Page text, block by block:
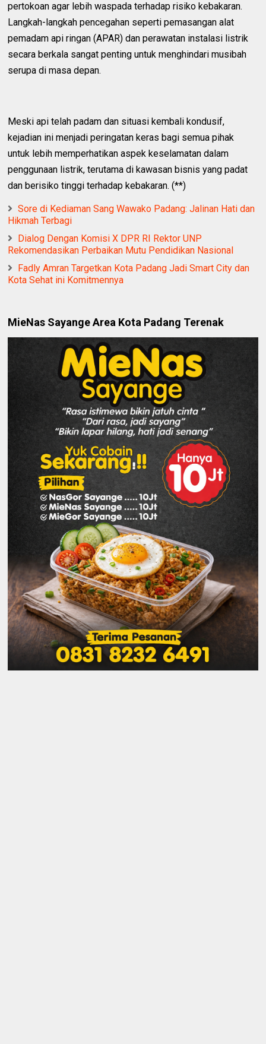
pertokoan agar lebih waspada terhadap risiko kebakaran.
Langkah-langkah pencegahan seperti pemasangan alat
pemadam api ringan (APAR) dan perawatan instalasi listrik
secara berkala sangat penting untuk menghindari musibah
serupa di masa depan.
Meski api telah padam dan situasi kembali kondusif,
kejadian ini menjadi peringatan keras bagi semua pihak
untuk lebih memperhatikan aspek keselamatan dalam
penggunaan listrik, terutama di kawasan bisnis yang padat
dan berisiko tinggi terhadap kebakaran. (**)
Sore di Kediaman Sang Wawako Padang: Jalinan Hati dan
Hikmah Terbagi
Dialog Dengan Komisi X DPR RI Rektor UNP
Rekomendasikan Perbaikan Mutu Pendidikan Nasional ‎
Fadly Amran Targetkan Kota Padang Jadi Smart City dan
Kota Sehat ini Komitmennya
MieNas Sayange Area Kota Padang Terenak